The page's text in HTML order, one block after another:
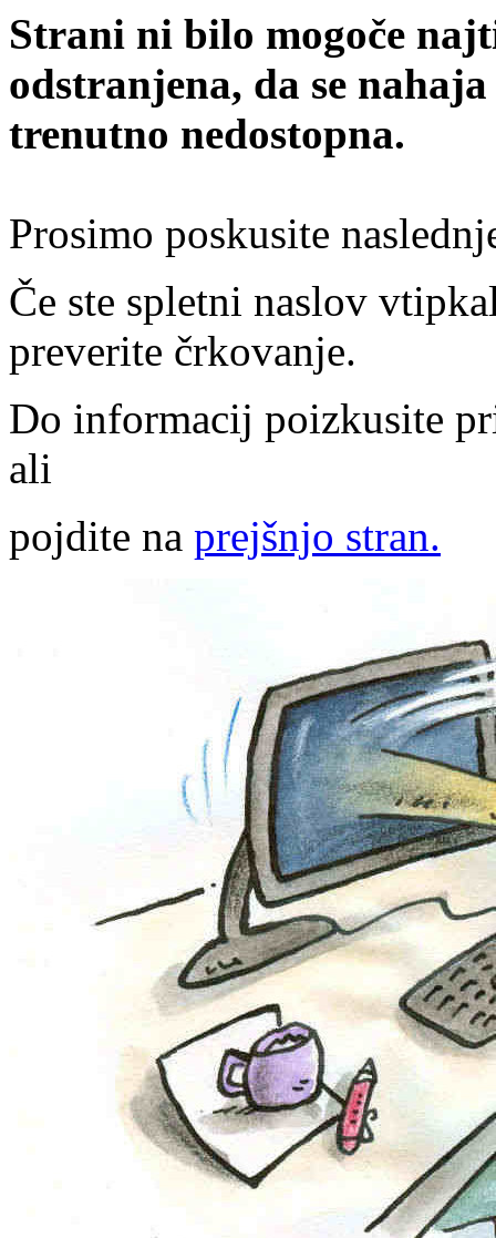
Strani ni bilo mogoče
odstranjena, da se
trenutno nedostopna.
Prosimo poskusite
Če ste spletni naslov
preverite črkovanje.
Do informacij poizkusite
ali
pojdite na prejšnjo stran.